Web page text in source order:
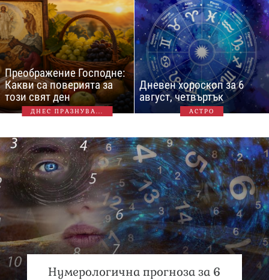
Преображение Господне:
Какви са поверията за
този свят ден
ДНЕС ПРАЗНУВА...
Дневен хороскоп за 6
август, четвъртък
АСТРО
Нумерологична прогноза за 6